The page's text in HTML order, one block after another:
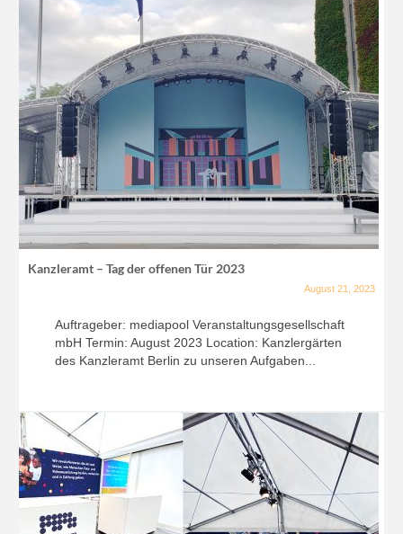
Kanzleramt – Tag der offenen Tür 2023
August 21, 2023
Auftrageber: mediapool Veranstaltungsgesellschaft
mbH Termin: August 2023 Location: Kanzlergärten
des Kanzleramt Berlin zu unseren Aufgaben...